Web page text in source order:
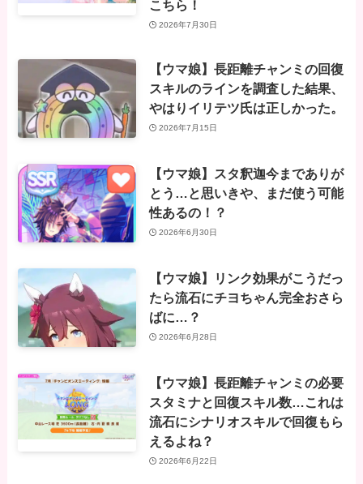
こちら！
2026年7月30日
【ウマ娘】長距離チャンミの回復
スキルのラインを調査した結果、
やはりイリテツ氏は正しかった。
2026年7月15日
【ウマ娘】スタ釈迦今までありが
とう…と思いきや、まだ使う可能
性あるの！？
2026年6月30日
【ウマ娘】リンク効果がこうだっ
たら流石にチヨちゃん完全おさら
ばに…？
2026年6月28日
【ウマ娘】長距離チャンミの必要
スタミナと回復スキル数…これは
流石にシナリオスキルで回復もら
えるよね？
2026年6月22日